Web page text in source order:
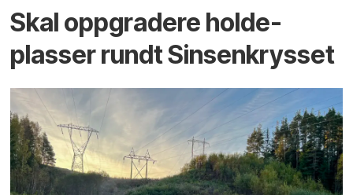
Skal oppgradere holde­
plasser rundt Sinsenkrysset